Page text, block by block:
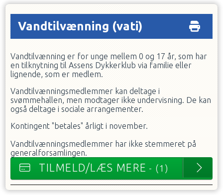
Vandtilvænning (vati)
Vandtilvænning er for unge mellem 0 og 17 år, som har
en tilknytning til Assens Dykkerklub via familie eller
lignende, som er medlem.
Vandtilvænningsmedlemmer kan deltage i
svømmehallen, men modtager ikke undervisning. De kan
også deltage i sociale arrangementer.
Kontingent "betales" årligt i november.
Vandtilvænningsmedlemmer har ikke stemmeret på
generalforsamlingen.
TILMELD/LÆS MERE - (1)